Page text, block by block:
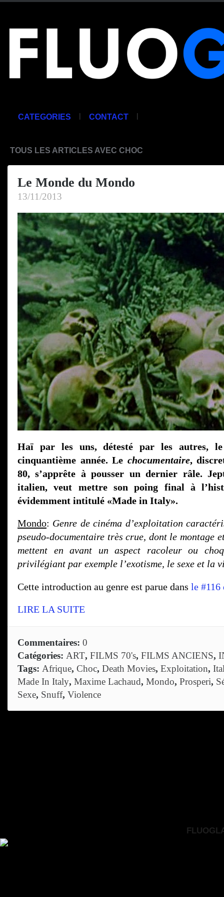
CATEGORIES | CONTACT |
TOUS LES ARTICLES AVEC CHOC
Le Monde du Mondo
13/11/2013
Haï par les uns, détesté par les autres,
cinquantième année. Le chocumentaire,
80, s’apprête à pousser un dernier râle.
italien, veut mettre son poing final à
évidemment intitulé «Made in Italy».
Mondo: Genre de cinéma d’exploitation
pseudo-documentaire très crue, dont le montage
mettent en avant un aspect racoleur ou
privilégiant par exemple l’exotisme, le sexe et la
Cette introduction au genre est parue dans le #116
LIRE LA SUITE
Commentaires: 0
Catégories: ART, FILMS 70's, FILMS ANCIENS,
Tags: Afrique, Choc, Death Movies, Exploitation,
Made In Italy, Maxime Lachaud, Mondo, Prosperi,
Sexe, Snuff, Violence